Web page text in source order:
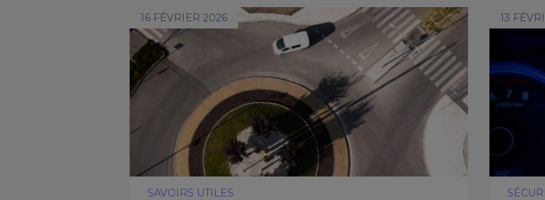
16 FÉVRIER 2026
SAVOIRS UTILES
13